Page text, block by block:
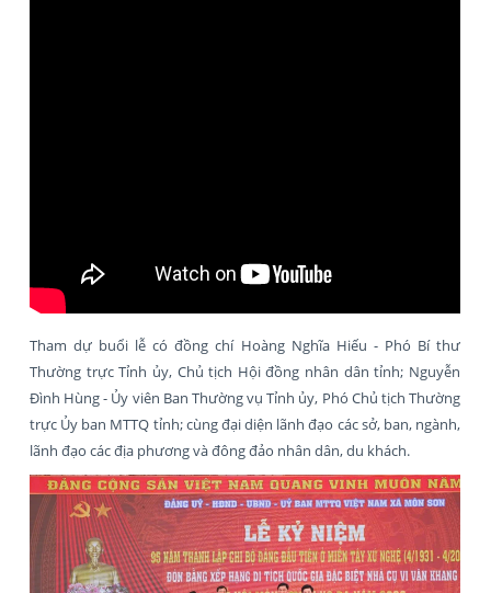
Tham dự buổi lễ có đồng chí Hoàng Nghĩa Hiếu - Phó Bí thư
Thường trực Tỉnh ủy, Chủ tịch Hội đồng nhân dân tỉnh; Nguyễn
Đình Hùng - Ủy viên Ban Thường vụ Tỉnh ủy, Phó Chủ tịch Thường
trực Ủy ban MTTQ tỉnh; cùng đại diện lãnh đạo các sở, ban, ngành,
lãnh đạo các địa phương và đông đảo nhân dân, du khách.